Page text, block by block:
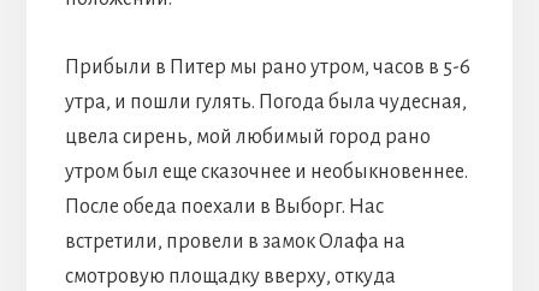
Прибыли в Питер мы рано утром, часов в 5-6
утра, и пошли гулять. Погода была чудесная,
цвела сирень, мой любимый город рано
утром был еще сказочнее и необыкновеннее.
После обеда поехали в Выборг. Нас
встретили, провели в замок Олафа на
смотровую площадку вверху, откуда